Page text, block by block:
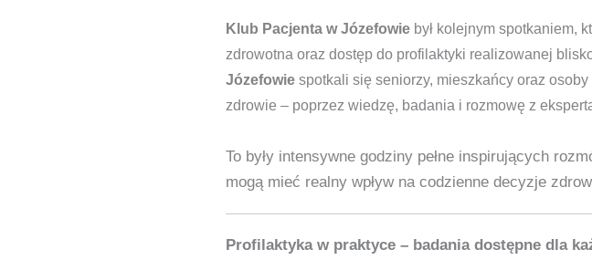
Klub Pacjenta w Józefowie był kolejnym spotkaniem,
zdrowotna oraz dostęp do profilaktyki realizowanej
Józefowie spotkali się seniorzy, mieszkańcy oraz
zdrowie – poprzez wiedzę, badania i rozmowę z
To były intensywne godziny pełne inspirujących
mogą mieć realny wpływ na codzienne decyzje
Profilaktyka w praktyce – badania dostępne dla